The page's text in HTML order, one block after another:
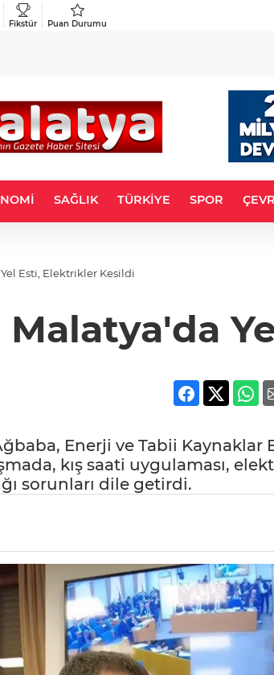
Fikstür Puan Durumu
SAĞLIK TÜRKİYE SPOR
Esti, Elektrikler Kesildi
Enerji ve Tabii Kaynaklar
kış saati uygulaması,
sorunları dile getirdi.